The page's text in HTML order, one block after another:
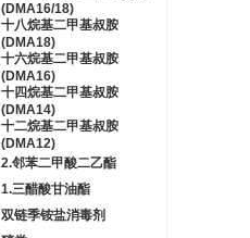
(DMA16/18)
十八烷基二甲基叔胺
(DMA18)
十六烷基二甲基叔胺
(DMA16)
十四烷基二甲基叔胺
(DMA14)
十二烷基二甲基叔胺
(DMA12)
2.邻苯二甲酸二乙酯
1.三醋酸甘油酯
双链季铵盐消毒剂